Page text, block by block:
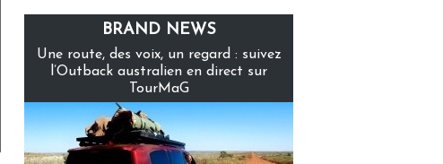
BRAND NEWS
Une route, des voix, un regard : suivez
l’Outback australien en direct sur
TourMaG